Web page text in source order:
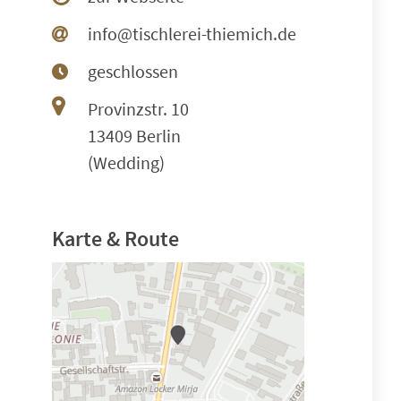
info@tischlerei-thiemich.de
geschlossen
Provinzstr. 10
13409 Berlin
(Wedding)
Karte & Route